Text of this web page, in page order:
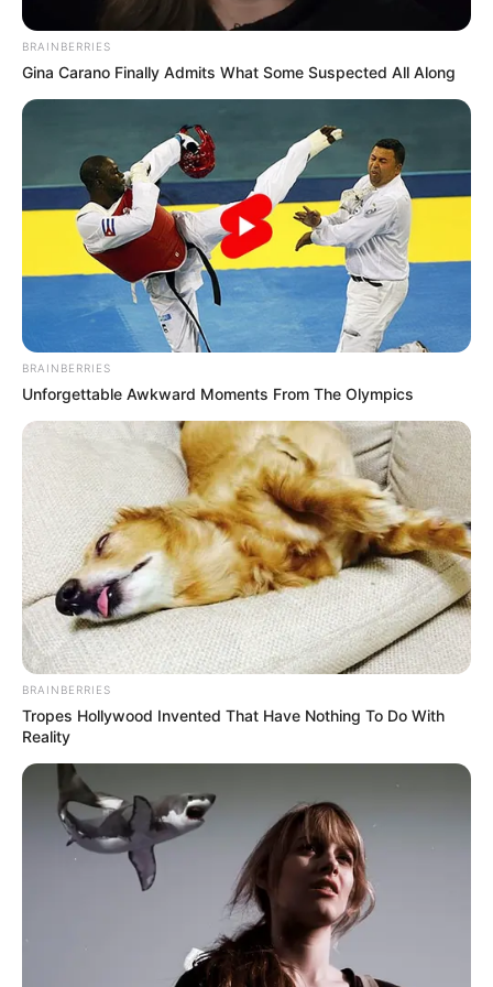
Jadwal Tayang: Setiap Jumat
(foto: tv3)
BRAINBERRIES
Gina Carano Finally Admits What Some Suspected All Along
BRAINBERRIES
Unforgettable Awkward Moments From The Olympics
BRAINBERRIES
Tropes Hollywood Invented That Have Nothing To Do With
Reality